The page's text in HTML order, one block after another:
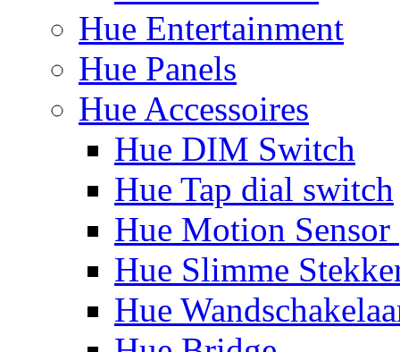
Hue Entertainment
Hue Panels
Hue Accessoires
Hue DIM Switch
Hue Tap dial switch
Hue Motion Sensor
Hue Slimme
Hue